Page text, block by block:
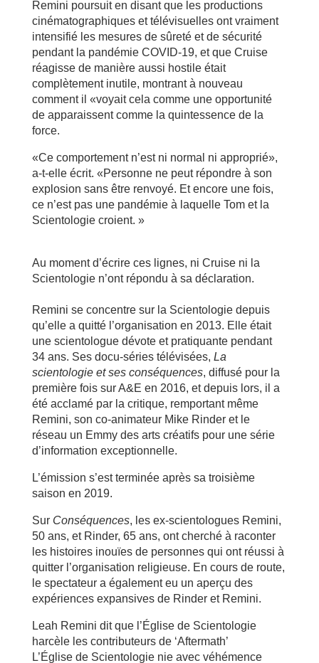
Remini poursuit en disant que les productions
cinématographiques et télévisuelles ont vraiment
intensifié les mesures de sûreté et de sécurité
pendant la pandémie COVID-19, et que Cruise
réagisse de manière aussi hostile était
complètement inutile, montrant à nouveau
comment il «voyait cela comme une opportunité
de apparaissent comme la quintessence de la
force.
«Ce comportement n’est ni normal ni approprié»,
a-t-elle écrit. «Personne ne peut répondre à son
explosion sans être renvoyé. Et encore une fois,
ce n’est pas une pandémie à laquelle Tom et la
Scientologie croient. »
Au moment d’écrire ces lignes, ni Cruise ni la
Scientologie n’ont répondu à sa déclaration.
Remini se concentre sur la Scientologie depuis
qu’elle a quitté l’organisation en 2013. Elle était
une scientologue dévote et pratiquante pendant
34 ans. Ses docu-séries télévisées, La
scientologie et ses conséquences, diffusé pour la
première fois sur A&E en 2016, et depuis lors, il a
été acclamé par la critique, remportant même
Remini, son co-animateur Mike Rinder et le
réseau un Emmy des arts créatifs pour une série
d’information exceptionnelle.
L’émission s’est terminée après sa troisième
saison en 2019.
Sur Conséquences, les ex-scientologues Remini,
50 ans, et Rinder, 65 ans, ont cherché à raconter
les histoires inouïes de personnes qui ont réussi à
quitter l’organisation religieuse. En cours de route,
le spectateur a également eu un aperçu des
expériences expansives de Rinder et Remini.
Leah Remini dit que l’Église de Scientologie
harcèle les contributeurs de ‘Aftermath’
L’Église de Scientologie nie avec véhémence